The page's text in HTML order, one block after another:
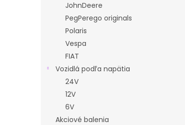
JohnDeere
PegPerego originals
Polaris
Vespa
FIAT
Vozidlá podľa napätia
24V
12V
6V
Akciové balenia